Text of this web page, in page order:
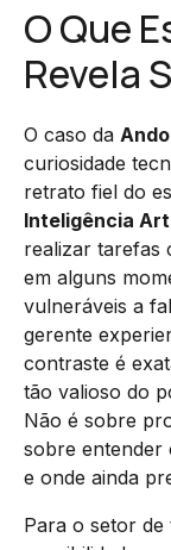
O Que
Revela
O caso da
curiosidade
retrato fiel do
Inteligência
realizar tarefas
em alguns
vulneráveis a
gerente
contraste é
tão valioso do
Não é sobre
sobre entender
e onde ainda
Para o setor de